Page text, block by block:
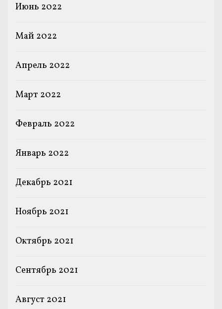
Июнь 2022
Май 2022
Апрель 2022
Март 2022
Февраль 2022
Январь 2022
Декабрь 2021
Ноябрь 2021
Октябрь 2021
Сентябрь 2021
Август 2021